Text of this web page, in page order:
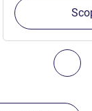
vicinanze
vicinanze 1 :,